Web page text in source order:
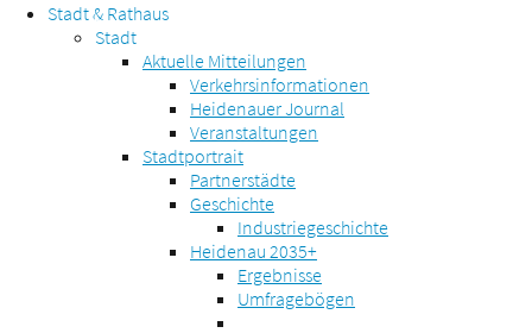
Stadt & Rathaus
Stadt
Aktuelle Mitteilungen
Verkehrsinformationen
Heidenauer Journal
Veranstaltungen
Stadtportrait
Partnerstädte
Geschichte
Industriegeschichte
Heidenau 2035+
Ergebnisse
Umfragebögen